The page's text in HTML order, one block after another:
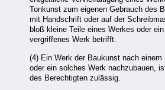
Tonkunst zum eigenen Gebrauch des
mit Handschrift oder auf der
bloß kleine Teile eines Werkes oder
vergriffenes Werk betrifft.
(4) Ein Werk der Baukunst nach
oder ein solches Werk nachzubauen,
des Berechtigten zulässig.